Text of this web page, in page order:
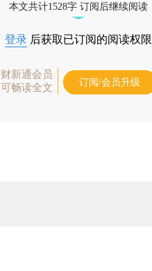
本文共计1528字 订阅后继续阅读
登录 后获取已订阅的阅读权限
财新通会员
可畅读全文
订阅/会员升级